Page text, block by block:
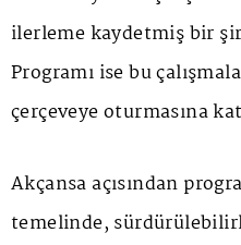
ilerleme kaydetmiş bir
Programı ise bu
çerçeveye oturmasına
Akçansa açısından
temelinde,